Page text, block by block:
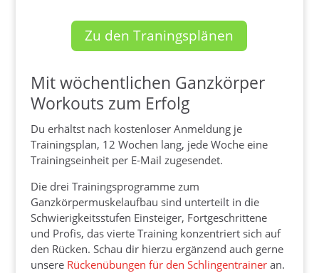
Zu den Traningsplänen
Mit wöchentlichen Ganzkörper
Workouts zum Erfolg
Du erhältst nach kostenloser Anmeldung je
Trainingsplan, 12 Wochen lang, jede Woche eine
Trainingseinheit per E-Mail zugesendet.
Die drei Trainingsprogramme zum
Ganzkörpermuskelaufbau sind unterteilt in die
Schwierigkeitsstufen Einsteiger, Fortgeschrittene
und Profis, das vierte Training konzentriert sich auf
den Rücken. Schau dir hierzu ergänzend auch gerne
unsere Rückenübungen für den Schlingentraineran.